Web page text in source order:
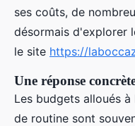
ses coûts, de
désormais d'explorer
le site https://
Une réponse
Les budgets alloués
de routine sont